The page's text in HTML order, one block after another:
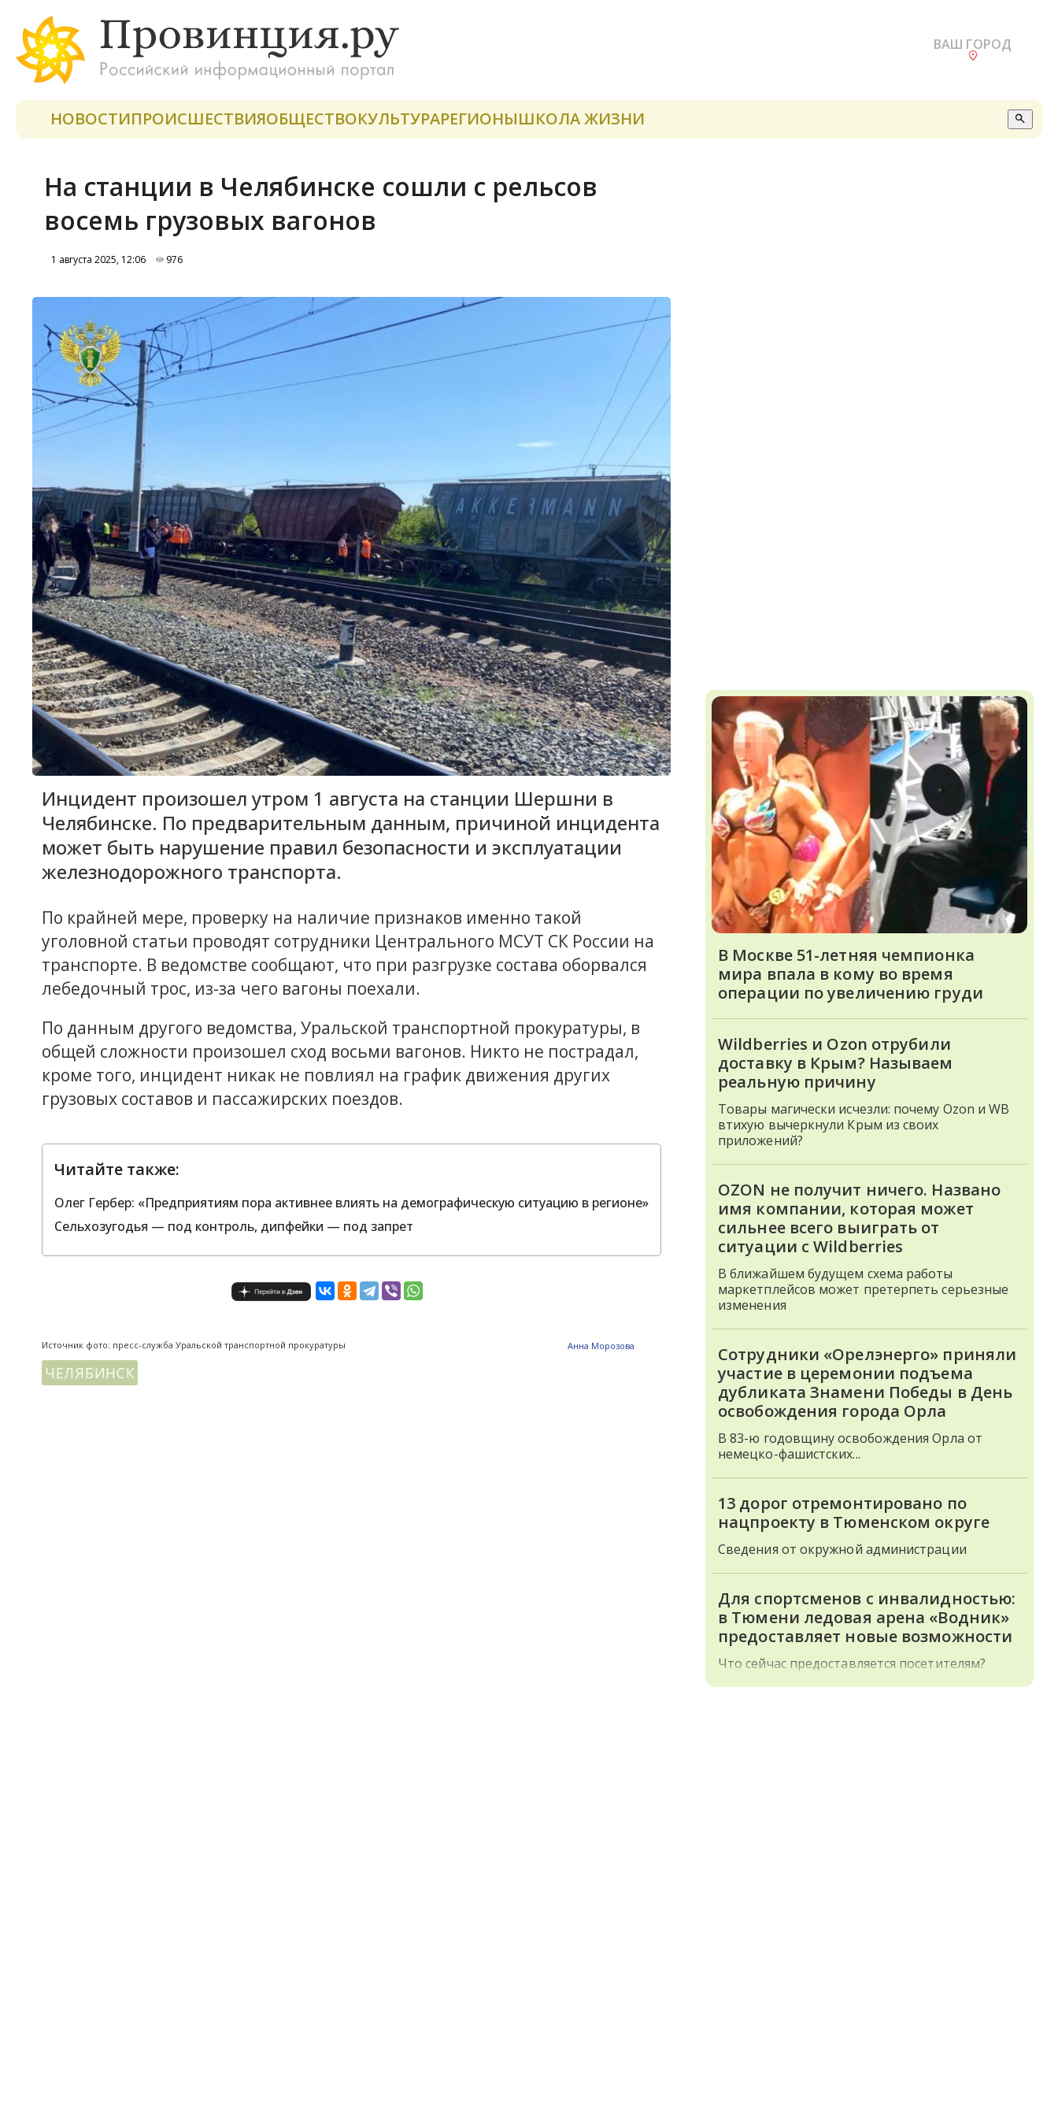
ВАШ ГОРОД
НОВОСТИПРОИСШЕСТВИЯОБЩЕСТВОКУЛЬТУРАРЕГИОНЫШКОЛА ЖИЗНИ
На станции в Челябинске сошли с рельсов
восемь грузовых вагонов
1 августа 2025, 12:06 976
Инцидент произошел утром 1 августа на станции Шершни в
Челябинске. По предварительным данным, причиной инцидента
может быть нарушение правил безопасности и эксплуатации
железнодорожного транспорта.
По крайней мере, проверку на наличие признаков именно такой
уголовной статьи проводят сотрудники Центрального МСУТ СК России на
транспорте. В ведомстве сообщают, что при разгрузке состава оборвался
лебедочный трос, из-за чего вагоны поехали.
По данным другого ведомства, Уральской транспортной прокуратуры, в
общей сложности произошел сход восьми вагонов. Никто не пострадал,
кроме того, инцидент никак не повлиял на график движения других
грузовых составов и пассажирских поездов.
Читайте также:
Олег Гербер: «Предприятиям пора активнее влиять на демографическую ситуацию в регионе»
Сельхозугодья — под контроль, дипфейки — под запрет
Источник фото: пресс-служба Уральской транспортной прокуратуры Анна Морозова
ЧЕЛЯБИНСК
В Москве 51-летняя чемпионка
мира впала в кому во время
операции по увеличению груди
Wildberries и Ozon отрубили
доставку в Крым? Называем
реальную причину
Товары магически исчезли: почему Ozon и WB
втихую вычеркнули Крым из своих
приложений?
OZON не получит ничего. Названо
имя компании, которая может
сильнее всего выиграть от
ситуации с Wildberries
В ближайшем будущем схема работы
маркетплейсов может претерпеть серьезные
изменения
Сотрудники «Орелэнерго» приняли
участие в церемонии подъема
дубликата Знамени Победы в День
освобождения города Орла
В 83-ю годовщину освобождения Орла от
немецко-фашистских...
13 дорог отремонтировано по
нацпроекту в Тюменском округе
Сведения от окружной администрации
Для спортсменов с инвалидностью:
в Тюмени ледовая арена «Водник»
предоставляет новые возможности
Что сейчас предоставляется посетителям?